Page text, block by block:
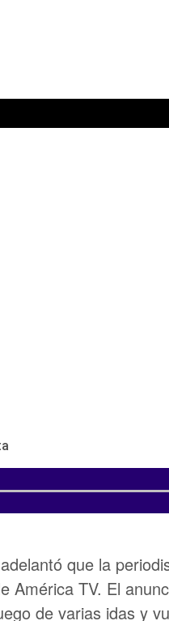
adelantó que la
América TV. El
de varias idas y